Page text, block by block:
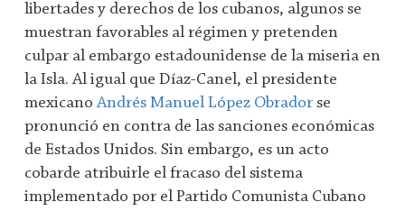
libertades y derechos de los cubanos, algunos se
muestran favorables al régimen y pretenden
culpar al embargo estadounidense de la miseria en
la Isla. Al igual que Díaz-Canel, el presidente
mexicanoAndrés Manuel López Obrador se
pronunció en contra de las sanciones económicas
de Estados Unidos. Sin embargo, es un acto
cobarde atribuirle el fracaso del sistema
implementado por el Partido Comunista Cubano